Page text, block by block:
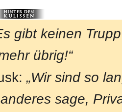
gibt keinen
übrig!“
„Wir sind so
sage,